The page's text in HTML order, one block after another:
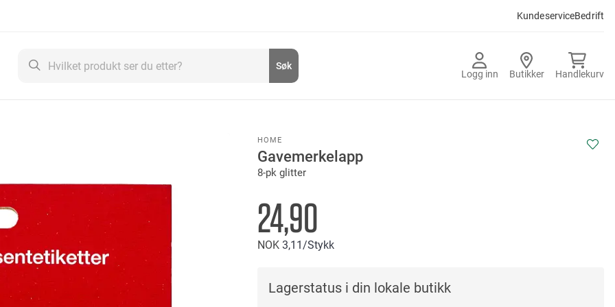
KundeserviceBedrift
Logg inn Butikker Handlekurv
Søk
HOME
Gavemerkelapp
8-pk glitter
24,90
NOK3 11/Stykk
Lagerstatus i din lokale butikk